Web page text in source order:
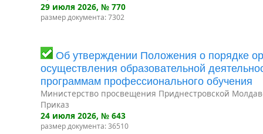
29 июля 2026, № 770
размер документа: 7302
Об утверждении Положения о порядке
осуществления образовательной
программам профессионального обучения
Министерство просвещения Приднестровской
Приказ
24 июля 2026, № 643
размер документа: 36510